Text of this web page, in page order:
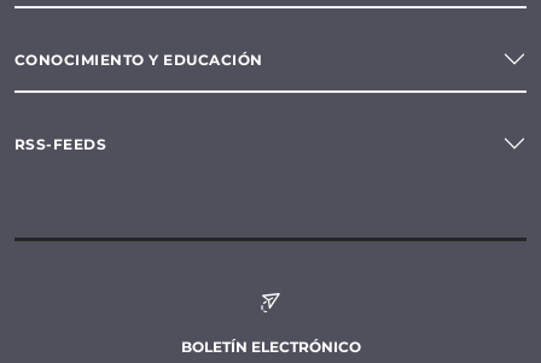
CONOCIMIENTO Y EDUCACIÓN
RSS-FEEDS
BOLETÍN ELECTRÓNICO